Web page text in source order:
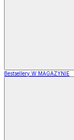
Bestsellery W MAGAZYNIE